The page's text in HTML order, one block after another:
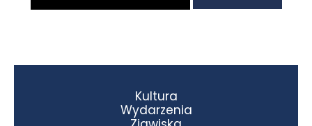
Kultura
Wydarzenia